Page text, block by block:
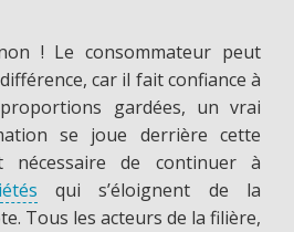
! Le consommateur peut
car il fait confiance à
gardées, un vrai
se joue derrière cette
nécessaire de continuer à
qui s’éloignent de la
Tous les acteurs de la filière,